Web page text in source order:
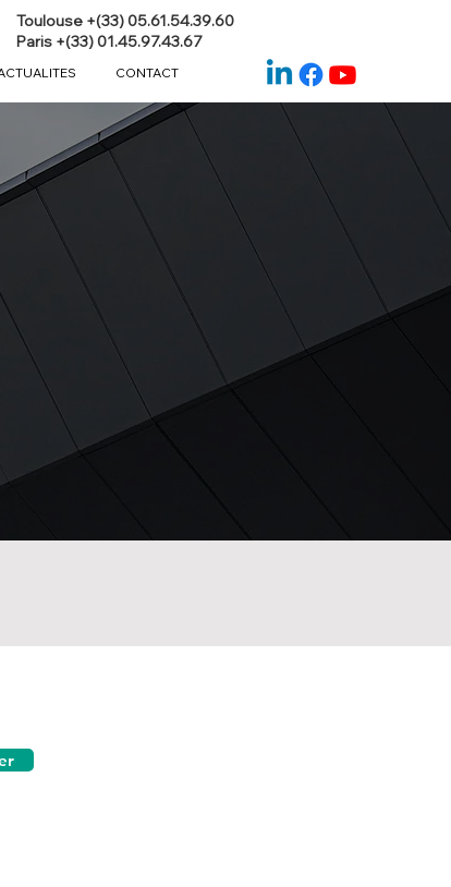
Toulouse +(33) 05.61.54.39.60
Paris +(33) 01.45.97.43.67
CONTACT